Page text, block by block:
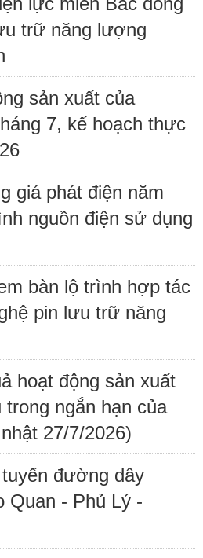
trữ năng lượng
sản xuất của
7, kế hoạch thực
giá phát điện năm
nguồn điện sử dụng
bàn lộ trình hợp tác
pin lưu trữ năng
hoạt động sản xuất
ngắn hạn của
27/7/2026)
đường dây
Quan - Phủ Lý -